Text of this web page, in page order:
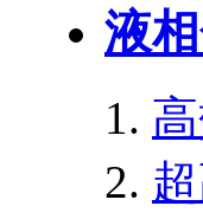
液